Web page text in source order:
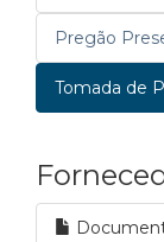
Pregão
Tomada de